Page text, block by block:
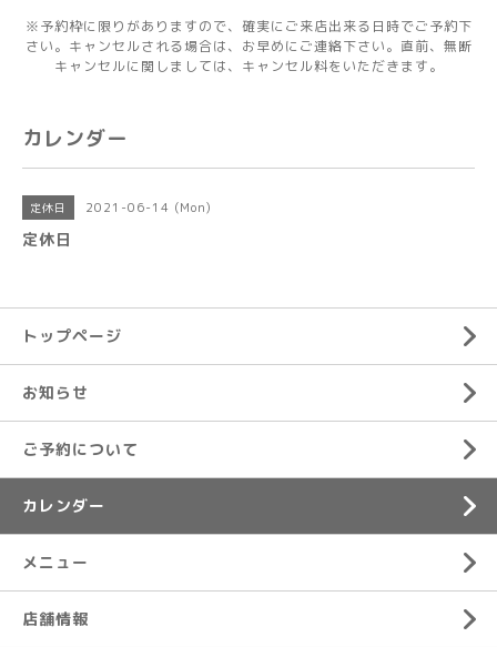
※予約枠に限りがありますので、確実にご来店出来る日時でご予約下
さい。キャンセルされる場合は、お早めにご連絡下さい。直前、無断
キャンセルに関しましては、キャンセル料をいただきます。
カレンダー
定休日 2021-06-14 (Mon)
定休日
トップページ
お知らせ
ご予約について
カレンダー
メニュー
店舗情報